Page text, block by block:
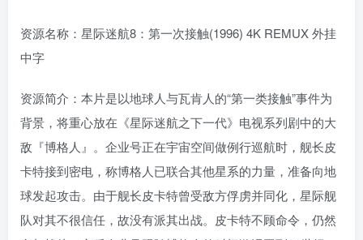
资源名称：星际迷航8：第一次接触(1996) 4K REMUX 外挂
中字
资源简介：本片是以地球人与瓦肯人的“第一类接触”事件为
背景，将重心放在《星际迷航之下一代》电视系列剧中的大
敌『博格人』。企业号正在宇宙空间做例行巡航时，舰长皮
卡特接到密电，称博格人已联合其他星系的力量，准备向地
球发起攻击。由于舰长皮卡特曾受敌方俘虏并同化，星际舰
队对其不很信任，故没有派其出战。皮卡特不顾命令，仍然